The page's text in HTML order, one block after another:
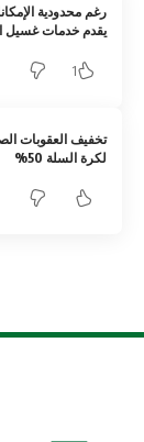
رغم محدودية
يقدم خدمات غسيل
1
تخفيف العقوبات
لكرة السلة 50%